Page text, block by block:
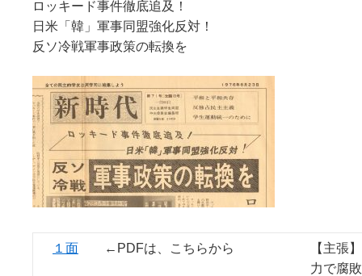
ロッキード事件徹底追及！
日米「韓」軍事同盟強化反対！
反ソ冷戦軍事政策の転換を
１面 ←PDFは、こちらから
【主張
力で腐